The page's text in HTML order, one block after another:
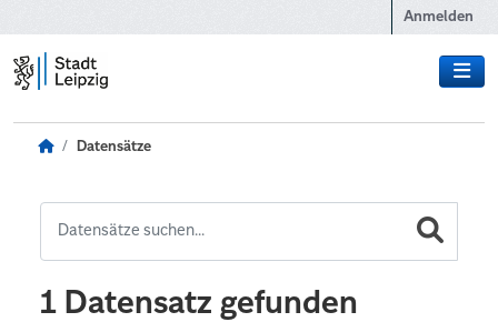
Anmelden
Datensätze
1 Datensatz gefunden